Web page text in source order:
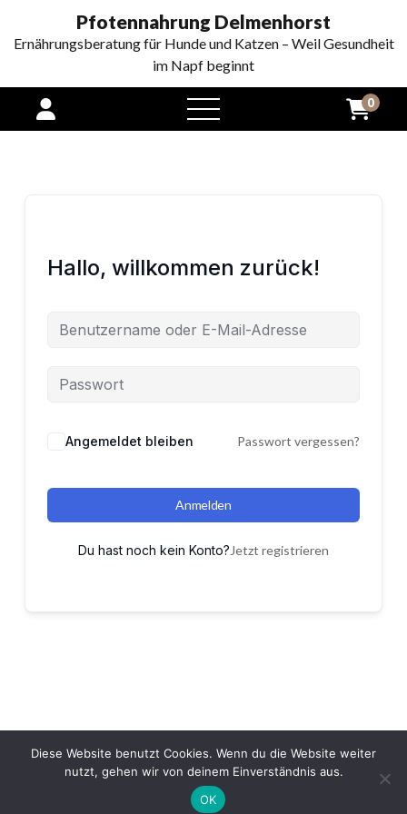
Pfotennahrung Delmenhorst
Ernährungsberatung für Hunde und Katzen – Weil Gesundheit
im Napf beginnt
open
menu
0
Hallo, willkommen zurück!
Angemeldet bleiben Passwort vergessen?
Anmelden
Du hast noch kein Konto? Jetzt registrieren
Diese Website benutzt Cookies. Wenn du die Website weiter
nutzt, gehen wir von deinem Einverständnis aus.
OK